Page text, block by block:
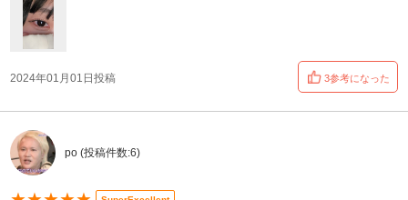
2024年01月01日投稿 3参考になった
po (投稿件数:6)